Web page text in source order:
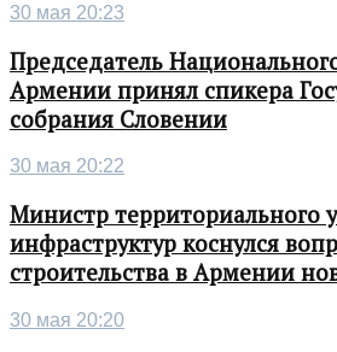
30 мая 20:23
Председатель
Армении принял спикера
собрания Словении
30 мая 20:22
Министр территориального
инфраструктур коснулся
строительства в Армении
30 мая 20:20